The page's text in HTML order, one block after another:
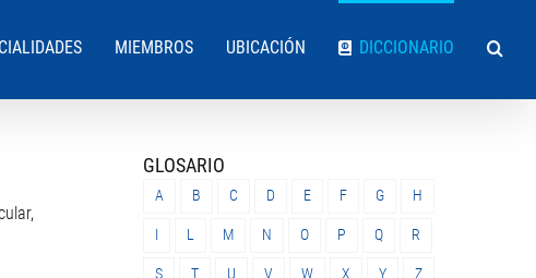
MIEMBROS UBICACIÓN DICCIONARIO
GLOSARIO
A B C D E F G H
I L M N O P Q R
S T U V W X Y Z